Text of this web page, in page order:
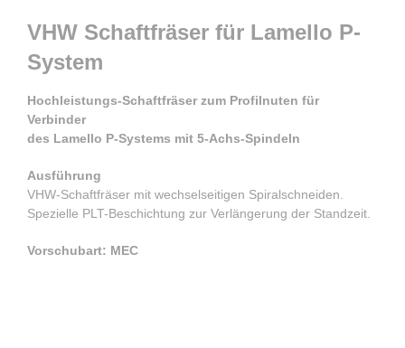
VHW Schaftfräser für Lamello P-
System
Hochleistungs-Schaftfräser zum Profilnuten für
Verbinder
des Lamello P-Systems mit 5-Achs-Spindeln
Ausführung
VHW-Schaftfräser mit wechselseitigen Spiralschneiden.
Spezielle PLT-Beschichtung zur Verlängerung der Standzeit.
Vorschubart: MEC